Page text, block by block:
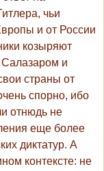
чьи
и от России
козыряют
и
страны от
спорно, ибо
отнюдь не
еще более
диктатур. А
контексте: не